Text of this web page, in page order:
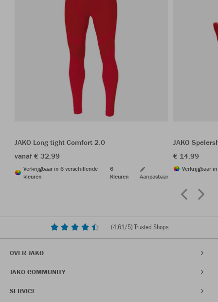
JAKO Long tight Comfort 2.0
vanaf € 32,99
Verkrijgbaar in 6 verschillende
kleuren
6
Kleuren
Aanpasbaar
JAKO
€ 14,99
Verkrijgbaar
(4,61/5) Trusted Shops
OVER JAKO
JAKO COMMUNITY
SERVICE